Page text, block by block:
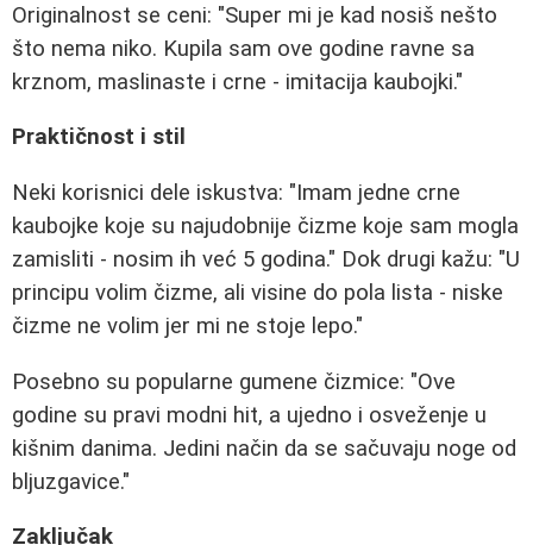
Originalnost se ceni: "Super mi je kad nosiš nešto
što nema niko. Kupila sam ove godine ravne sa
krznom, maslinaste i crne - imitacija kaubojki."
Praktičnost i stil
Neki korisnici dele iskustva: "Imam jedne crne
kaubojke koje su najudobnije čizme koje sam mogla
zamisliti - nosim ih već 5 godina." Dok drugi kažu: "U
principu volim čizme, ali visine do pola lista - niske
čizme ne volim jer mi ne stoje lepo."
Posebno su popularne gumene čizmice: "Ove
godine su pravi modni hit, a ujedno i osveženje u
kišnim danima. Jedini način da se sačuvaju noge od
bljuzgavice."
Zaključak